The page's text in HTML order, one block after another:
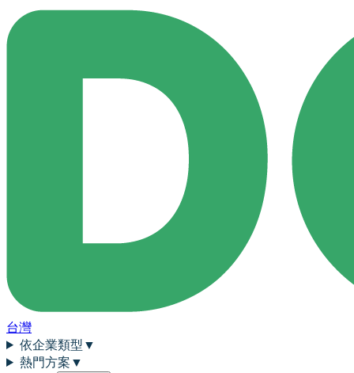
台灣
依企業類型 ▼
熱門方案 ▼